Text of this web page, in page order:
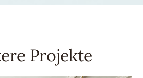
Projekte